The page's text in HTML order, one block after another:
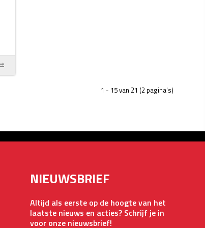
1 - 15 van 21 (2 pagina's)
NIEUWSBRIEF
Altijd als eerste op de hoogte van het
laatste nieuws en acties? Schrijf je in
voor onze nieuwsbrief!